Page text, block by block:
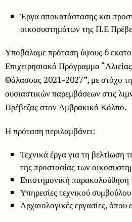
Έργα αποκατάστασης και
οικοσυστημάτων της Π.Ε
Υποβάλαμε πρόταση ύψους 6
Επιχειρησιακό Πρόγραμμα
Θάλασσας 2021-2027”, με στόχο
ουσιαστικών παρεμβάσεων στις
Πρέβεζας στον Αμβρακικό Κόλπο.
Η πρόταση περιλαμβάνει:
Τεχνικά έργα για τη βελτίωση
της προστασίας των
Επιστημονική παρακολούθηση
Υπηρεσίες τεχνικού συμβούλου
Αρχαιολογικές εργασίες, όπου